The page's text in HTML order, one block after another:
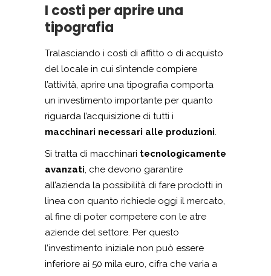
I costi per aprire una
tipografia
Tralasciando i costi di affitto o di acquisto
del locale in cui s’intende compiere
l’attività, aprire una tipografia comporta
un investimento importante per quanto
riguarda l’acquisizione di tutti i
macchinari necessari alle produzioni.
Si tratta di macchinari tecnologicamente
avanzati, che devono garantire
all’azienda la possibilità di fare prodotti in
linea con quanto richiede oggi il mercato,
al fine di poter competere con le atre
aziende del settore. Per questo
l’investimento iniziale non può essere
inferiore ai 50 mila euro, cifra che varia a